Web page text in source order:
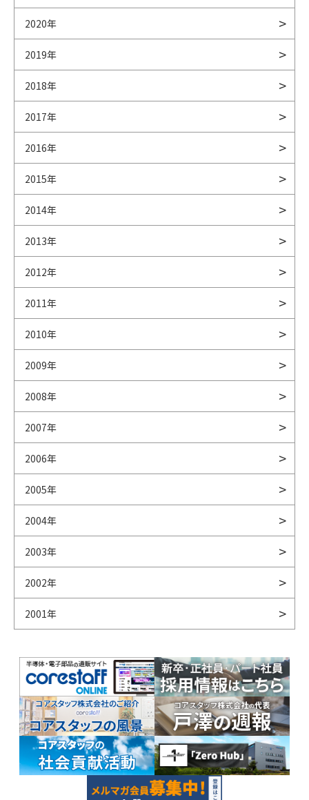
2020年
2019年
2018年
2017年
2016年
2015年
2014年
2013年
2012年
2011年
2010年
2009年
2008年
2007年
2006年
2005年
2004年
2003年
2002年
2001年